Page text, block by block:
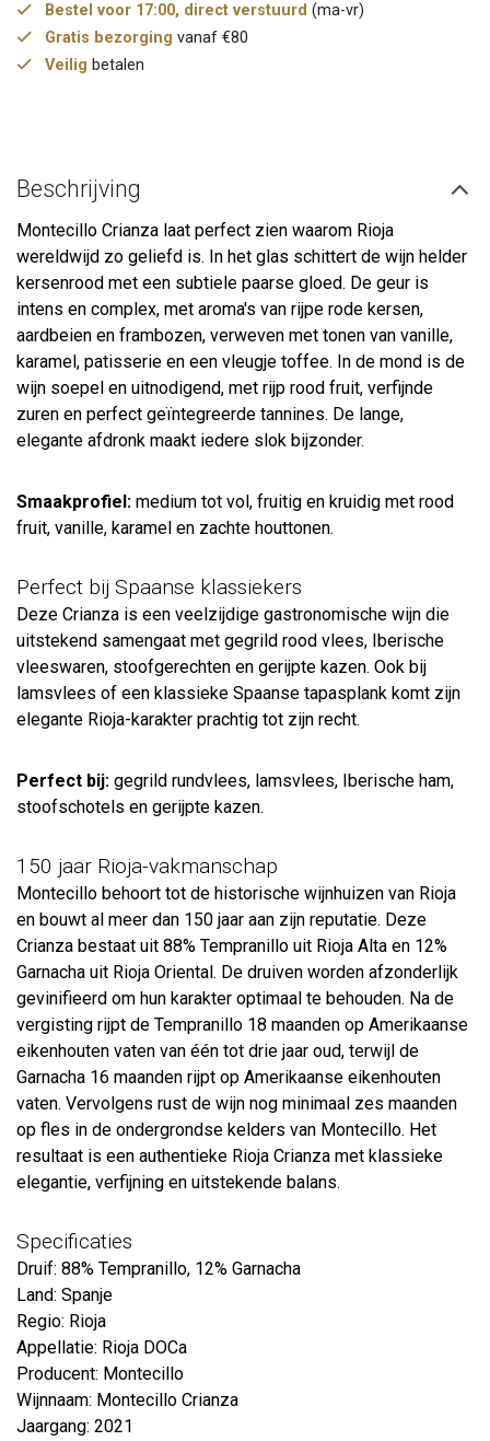
Bestel voor 17:00, direct verstuurd (ma-vr)
Gratis bezorging vanaf €80
Veilig betalen
Beschrijving
Montecillo Crianza laat perfect zien waarom Rioja
wereldwijd zo geliefd is. In het glas schittert de wijn helder
kersenrood met een subtiele paarse gloed. De geur is
intens en complex, met aroma's van rijpe rode kersen,
aardbeien en frambozen, verweven met tonen van vanille,
karamel, patisserie en een vleugje toffee. In de mond is de
wijn soepel en uitnodigend, met rijp rood fruit, verfijnde
zuren en perfect geïntegreerde tannines. De lange,
elegante afdronk maakt iedere slok bijzonder.
Smaakprofiel: medium tot vol, fruitig en kruidig met rood
fruit, vanille, karamel en zachte houttonen.
Perfect bij Spaanse klassiekers
Deze Crianza is een veelzijdige gastronomische wijn die
uitstekend samengaat met gegrild rood vlees, Iberische
vleeswaren, stoofgerechten en gerijpte kazen. Ook bij
lamsvlees of een klassieke Spaanse tapasplank komt zijn
elegante Rioja-karakter prachtig tot zijn recht.
Perfect bij: gegrild rundvlees, lamsvlees, Iberische ham,
stoofschotels en gerijpte kazen.
150 jaar Rioja-vakmanschap
Montecillo behoort tot de historische wijnhuizen van Rioja
en bouwt al meer dan 150 jaar aan zijn reputatie. Deze
Crianza bestaat uit 88% Tempranillo uit Rioja Alta en 12%
Garnacha uit Rioja Oriental. De druiven worden afzonderlijk
gevinifieerd om hun karakter optimaal te behouden. Na de
vergisting rijpt de Tempranillo 18 maanden op Amerikaanse
eikenhouten vaten van één tot drie jaar oud, terwijl de
Garnacha 16 maanden rijpt op Amerikaanse eikenhouten
vaten. Vervolgens rust de wijn nog minimaal zes maanden
op fles in de ondergrondse kelders van Montecillo. Het
resultaat is een authentieke Rioja Crianza met klassieke
elegantie, verfijning en uitstekende balans.
Specificaties
Druif: 88% Tempranillo, 12% Garnacha
Land: Spanje
Regio: Rioja
Appellatie: Rioja DOCa
Producent: Montecillo
Wijnnaam: Montecillo Crianza
Jaargang: 2021